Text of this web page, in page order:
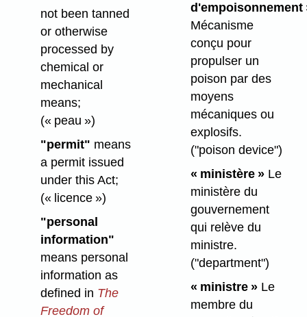
not been tanned
or otherwise
processed by
chemical or
mechanical
means;
(« peau »)
"permit" means
a permit issued
under this Act;
(« licence »)
"personal
information"
means personal
information as
defined in The
Freedom of
d'empoisonnement
Mécanisme
conçu pour
propulser un
poison par des
moyens
mécaniques ou
explosifs.
("poison device")
« ministère »Le
ministère du
gouvernement
qui relève du
ministre.
("department")
« ministre »Le
membre du